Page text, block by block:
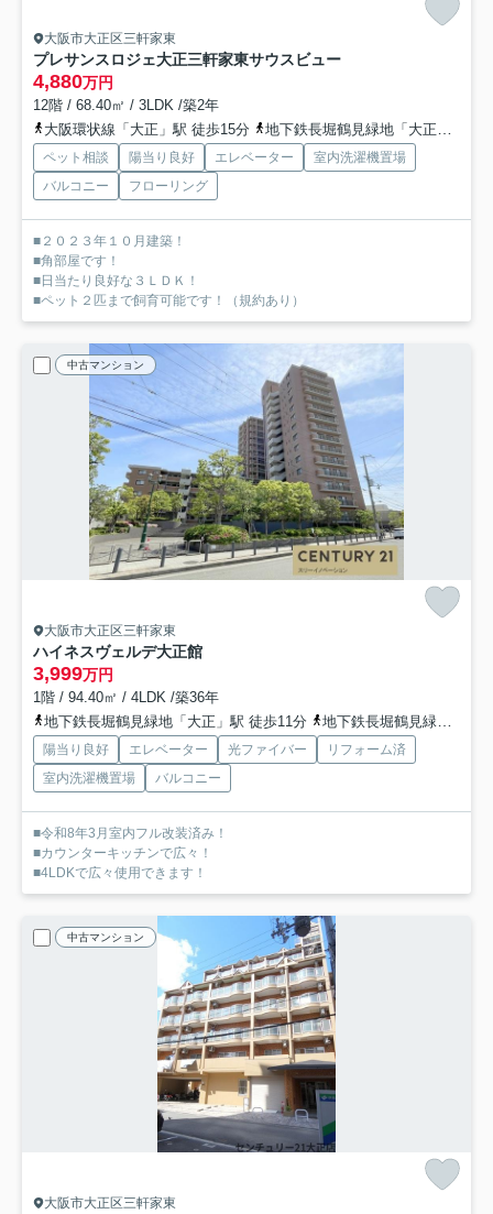
大阪市大正区三軒家東
プレサンスロジェ大正三軒家東サウスビュー
4,880万円
12階 / 68.40㎡ / 3LDK /築2年
大阪環状線「大正」駅 徒歩15分
地下鉄長堀鶴見緑地「大正」駅 徒歩15分
ペット相談 陽当り良好 エレベーター
室内洗濯機置場
バルコニー
フローリング
■２０２３年１０月建築！
■角部屋です！
■日当たり良好な３ＬＤＫ！
■ペット２匹まで飼育可能です！（規約あり）
中古マンション
大阪市大正区三軒家東
ハイネスヴェルデ大正館
3,999万円
1階 / 94.40㎡ / 4LDK /築36年
地下鉄長堀鶴見緑地「大正」駅 徒歩11分
地下鉄長堀鶴見緑地「ドーム前千代崎」駅 徒歩11分
陽当り良好 エレベーター 光ファイバー
リフォーム済
室内洗濯機置場
バルコニー
■令和8年3月室内フル改装済み！
■カウンターキッチンで広々！
■4LDKで広々使用できます！
中古マンション
大阪市大正区三軒家東